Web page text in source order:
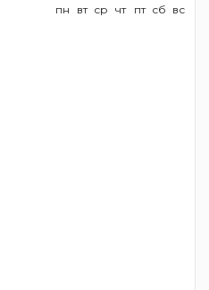
пн вт ср чт пт сб вс